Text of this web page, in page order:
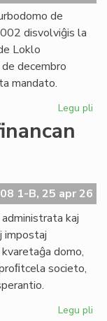
de
disvolviĝis la
Loklo
de decembro
mandato.
Legu pli
1-B, 25 apr 26
kaj
impostaj
domo,
societo,
Legu pli